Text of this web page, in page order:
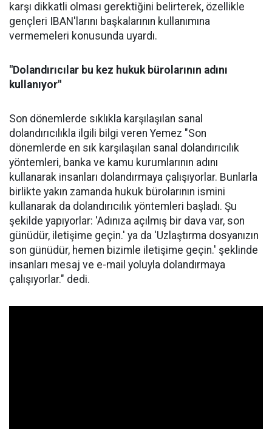
karşı dikkatli olması gerektiğini belirterek, özellikle
gençleri IBAN'larını başkalarının kullanımına
vermemeleri konusunda uyardı.
"Dolandırıcılar bu kez hukuk bürolarının adını
kullanıyor"
Son dönemlerde sıklıkla karşılaşılan sanal
dolandırıcılıkla ilgili bilgi veren Yemez "Son
dönemlerde en sık karşılaşılan sanal dolandırıcılık
yöntemleri, banka ve kamu kurumlarının adını
kullanarak insanları dolandırmaya çalışıyorlar. Bunlarla
birlikte yakın zamanda hukuk bürolarının ismini
kullanarak da dolandırıcılık yöntemleri başladı. Şu
şekilde yapıyorlar: 'Adınıza açılmış bir dava var, son
günüdür, iletişime geçin.' ya da 'Uzlaştırma dosyanızın
son günüdür, hemen bizimle iletişime geçin.' şeklinde
insanları mesaj ve e-mail yoluyla dolandırmaya
çalışıyorlar." dedi.